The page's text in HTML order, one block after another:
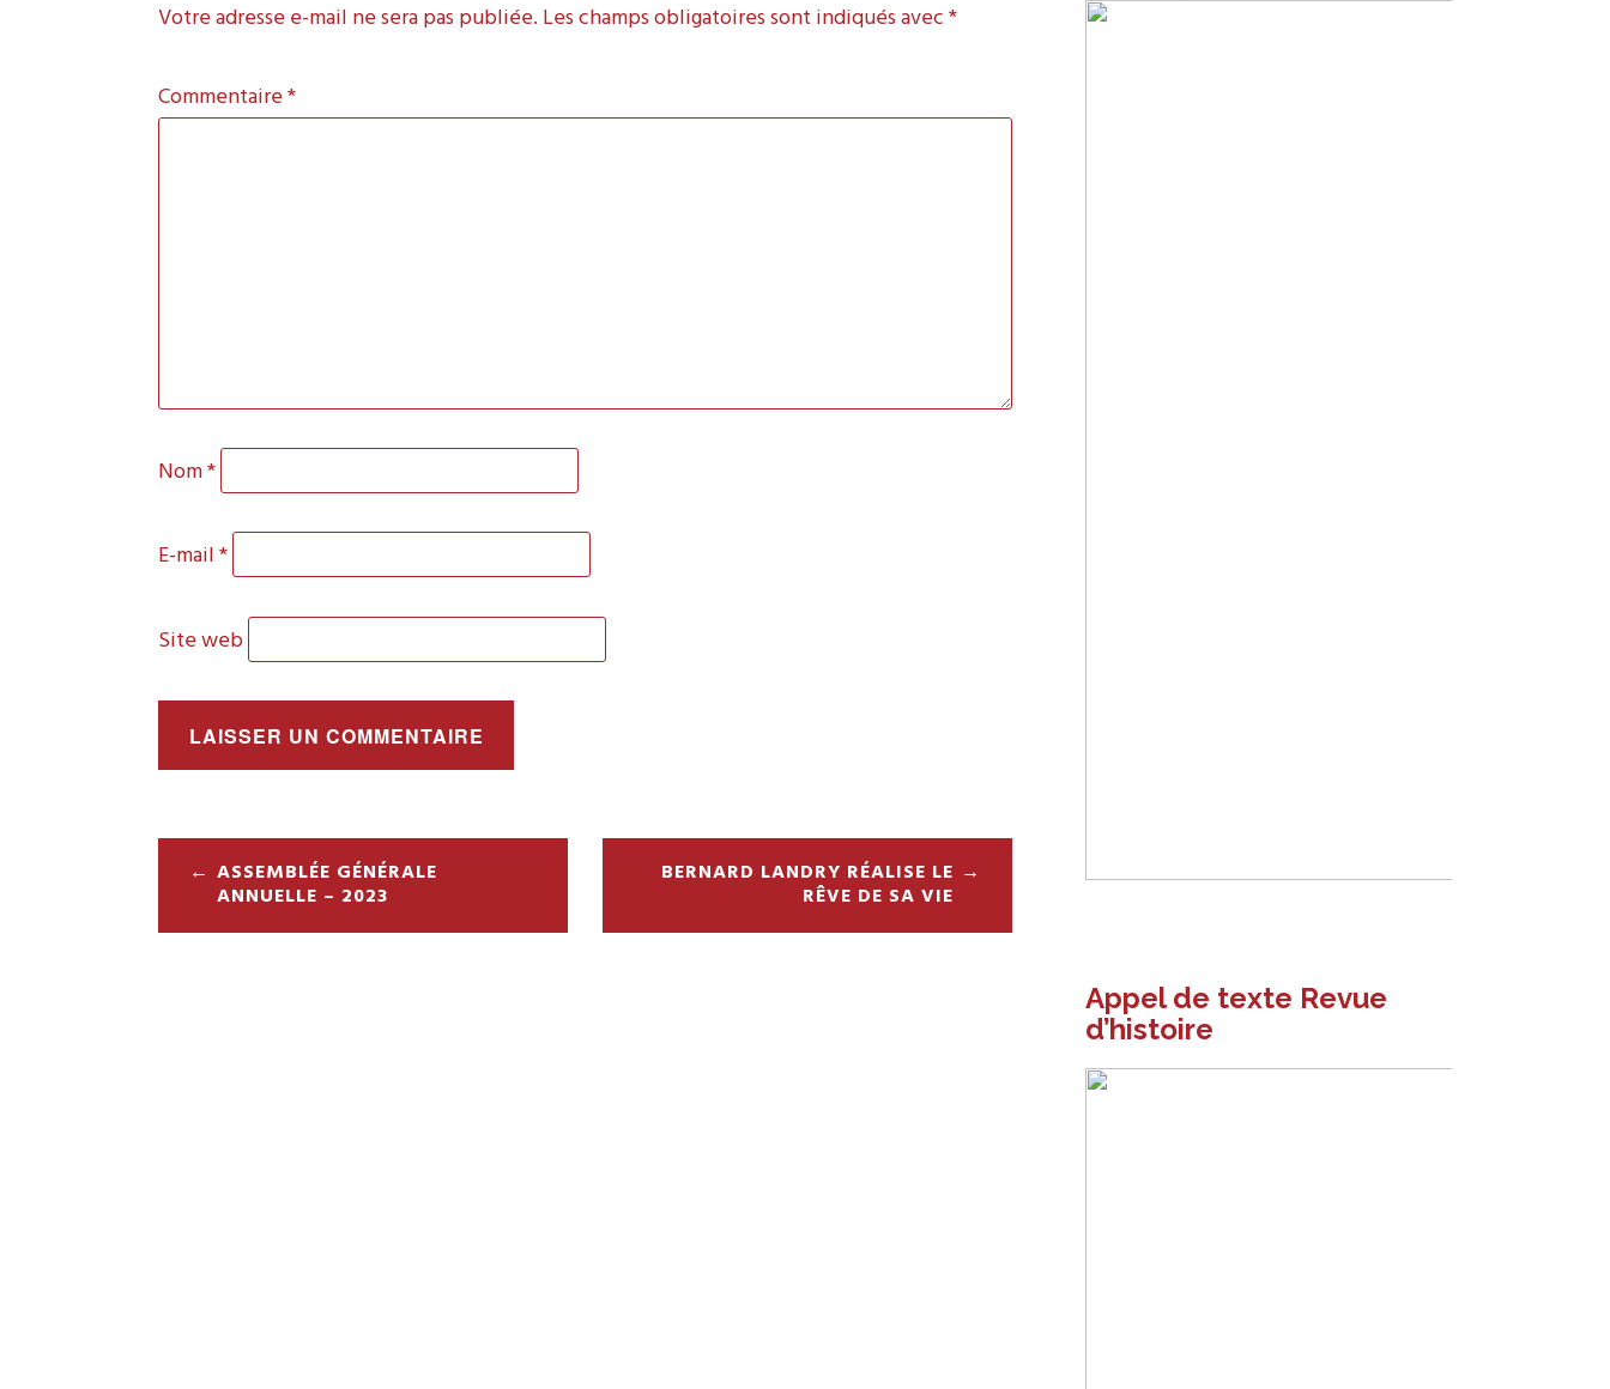
Votre adresse e-mail ne sera pas publiée. Les champs obligatoires sont indiqués avec*
Commentaire*
Nom*
E-mail*
Site web
Navigation
ASSEMBLÉE GÉNÉRALE
ANNUELLE – 2023
BERNARD LANDRY RÉALISE LE
RÊVE DE SA VIE
Appel de texte Revue
d’histoire